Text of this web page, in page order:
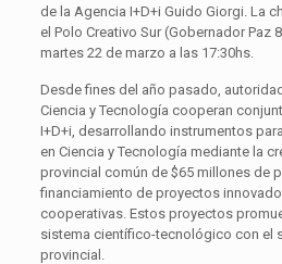
de la Agencia I+D+i Guido Giorgi. La
el Polo Creativo Sur (Gobernador Paz
martes 22 de marzo a las 17:30hs.
Desde fines del año pasado,
Ciencia y Tecnología cooperan
I+D+i, desarrollando instrumentos
en Ciencia y Tecnología mediante la
provincial común de $65 millones de
financiamiento de proyectos
cooperativas. Estos proyectos
sistema científico-tecnológico con el
provincial.